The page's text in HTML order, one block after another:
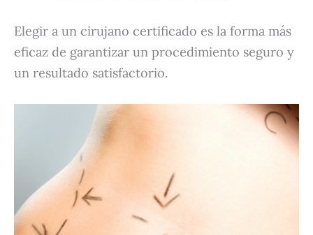
Elegir a un cirujano certificado es la forma más
eficaz de garantizar un procedimiento seguro y
un resultado satisfactorio.